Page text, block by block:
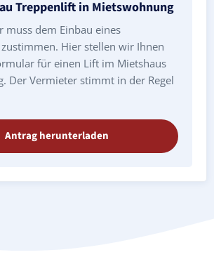
Treppenlift in Mietswohnung
muss dem Einbau eines
Hier stellen wir Ihnen
für einen Lift im Mietshaus
Der Vermieter stimmt in der Regel
Antrag herunterladen